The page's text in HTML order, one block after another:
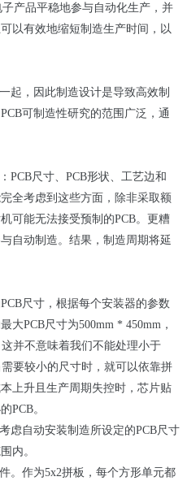
产品平稳地参与自动化生产，并
以有效地缩短制造生产时间，以
起，因此制造设计是导致高效制
可制造性研究的范围广泛，通
PCB尺寸、PCB形状、工艺边和
全考虑到这些方面，除非采取额
可能无法接受预制的PCB。更糟
自动制造。结果，制造周期将延
尺寸，根据每个安装器的参数
大PCB尺寸为500mm * 450mm，
并不意味着我们不能处理小于
要较小的尺寸时，就可以依靠拼
上升且生产周期失控时，芯片贴
PCB。
虑自动安装制造所设定的PCB尺寸
内。
。作为5x2拼板，每个方形单元都